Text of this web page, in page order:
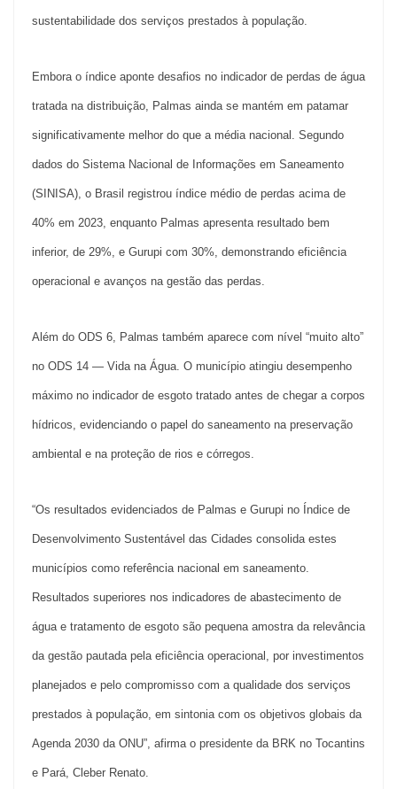
sustentabilidade dos serviços prestados à população.
Embora o índice aponte desafios no indicador de perdas de água
tratada na distribuição, Palmas ainda se mantém em patamar
significativamente melhor do que a média nacional. Segundo
dados do Sistema Nacional de Informações em Saneamento
(SINISA), o Brasil registrou índice médio de perdas acima de
40% em 2023, enquanto Palmas apresenta resultado bem
inferior, de 29%, e Gurupi com 30%, demonstrando eficiência
operacional e avanços na gestão das perdas.
Além do ODS 6, Palmas também aparece com nível “muito alto”
no ODS 14 — Vida na Água. O município atingiu desempenho
máximo no indicador de esgoto tratado antes de chegar a corpos
hídricos, evidenciando o papel do saneamento na preservação
ambiental e na proteção de rios e córregos.
“Os resultados evidenciados de Palmas e Gurupi no Índice de
Desenvolvimento Sustentável das Cidades consolida estes
municípios como referência nacional em saneamento.
Resultados superiores nos indicadores de abastecimento de
água e tratamento de esgoto são pequena amostra da relevância
da gestão pautada pela eficiência operacional, por investimentos
planejados e pelo compromisso com a qualidade dos serviços
prestados à população, em sintonia com os objetivos globais da
Agenda 2030 da ONU”, afirma o presidente da BRK no Tocantins
e Pará, Cleber Renato.